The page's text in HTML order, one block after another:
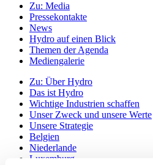
Zu: Media
Pressekontakte
News
Hydro auf einen Blick
Themen der Agenda
Mediengalerie
Zu: Über Hydro
Das ist Hydro
Wichtige Industrien schaffen
Unser Zweck und unsere Werte
Unsere Strategie
Belgien
Niederlande
Luxemburg